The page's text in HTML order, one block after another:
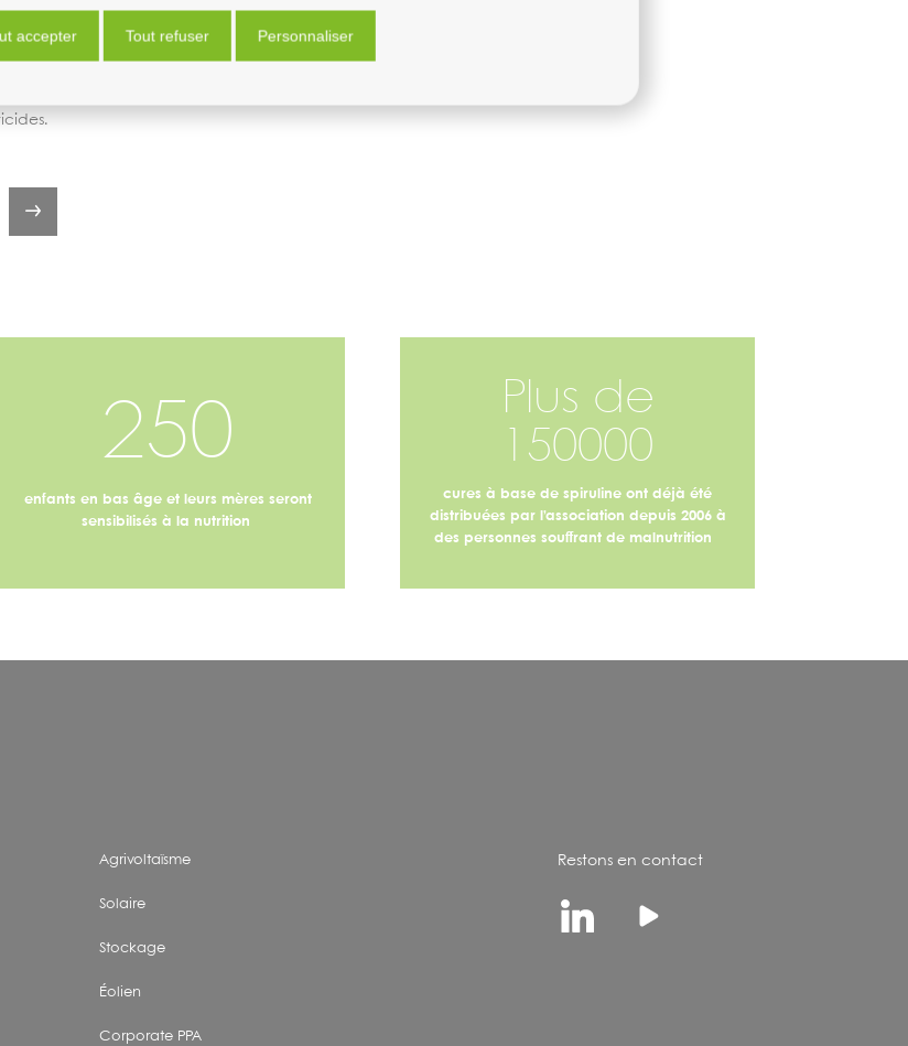
nos
aux
250
enfants en bas âge et leurs mères seront
sensibilisés à la nutrition
Plus de
150000
cures à base de spiruline ont déjà été
distribuées par l’association depuis 2006 à
des personnes souffrant de malnutrition
Agrivoltaïsme
Solaire
Stockage
Éolien
Corporate PPA
Restons en contact
Youtube
accepter Tout refuser Personnaliser